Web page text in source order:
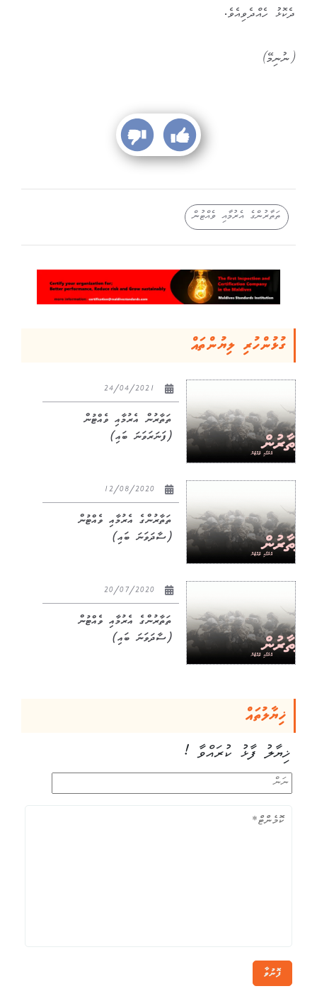
ދެކޮޅު ހެއްދެވިއެވެ.
(ނުނިމޭ)
ތަތާރުންގެ އެރުމާއި ވެއްޓުން
ގުޅުންހުރި ލިޔުންތައް
ތަތާރުން އެރުމާއި ވެއްޓުން
(ފަނަރަވަނަ ބައި)
ތަތާރުންގެ އެރުމާއި ވެއްޓުން
(ސާދަވަނަ ބައި)
ތަތާރުންގެ އެރުމާއި ވެއްޓުން
(ސާދަވަނަ ބައި)
ޚިޔާލުތައް
ޚިޔާލު ފާޅު ކުރައްވާ !
ފޮނުވާ